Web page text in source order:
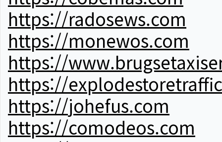
https://radosews.com
https://monewos.com
https://
https://
https://johefus.com
https://comodeos.com